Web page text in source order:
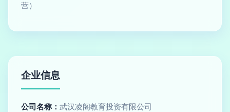
营）
企业信息
公司名称： 武汉凌阁教育投资有限公司